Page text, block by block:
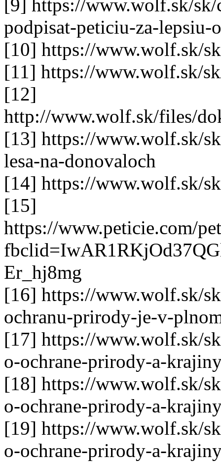
[9] https://www.wolf.sk/sk/
podpisat-peticiu-za-lepsiu-
[10] https://www.wolf.sk/
[11] https://www.wolf.sk/
[12]
http://www.wolf.sk/files/
[13] https://www.wolf.sk/
lesa-na-donovaloch
[14] https://www.wolf.sk/
[15]
https://www.peticie.com/
Er_hj8mg
[16] https://www.wolf.sk/
ochranu-prirody-je-v-
[17] https://www.wolf.sk/
o-ochrane-prirody-a-
[18] https://www.wolf.sk/
o-ochrane-prirody-a-
[19] https://www.wolf.sk/
o-ochrane-prirody-a-